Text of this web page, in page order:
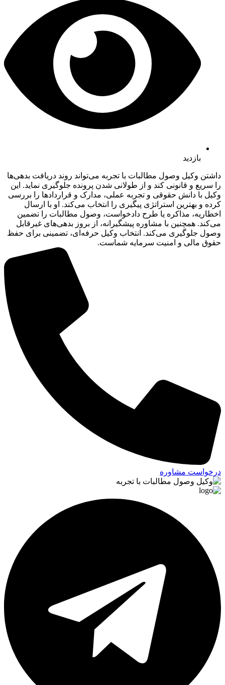
بازدید
داشتن وکیل وصول مطالبات با تجربه می‌تواند روند دریافت بدهی‌ها
را سریع و قانونی کند و از طولانی شدن پرونده جلوگیری نماید. این
وکیل با دانش حقوقی و تجربه عملی، مدارک و قراردادها را بررسی
کرده و بهترین استراتژی پیگیری را انتخاب می‌کند. او با ارسال
اخطاریه، مذاکره یا طرح دادخواست، وصول مطالبات را تضمین
می‌کند. همچنین با مشاوره پیشگیرانه، از بروز بدهی‌های غیرقابل
وصول جلوگیری می‌کند. انتخاب وکیل حرفه‌ای، تضمینی برای حفظ
حقوق مالی و امنیت سرمایه شماست.
درخواست مشاوره